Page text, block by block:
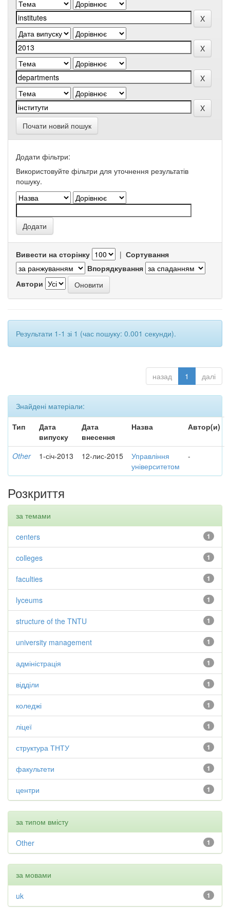
Почати новий пошук
Додати фільтри:
Використовуйте фільтри для уточнення результатів
пошуку.
Вивести на сторінку | Сортування
Впорядкування
Автори
Результати 1-1 зі 1 (час пошуку: 0.001 секунди).
назад 1 далі
Знайдені матеріали:
Тип
Дата
випуску
Дата
внесення
Назва Автор(и)
Other 1-січ-2013 12-лис-2015
Управління
університетом
-
Розкриття
за темами
1
centers
1
colleges
1
faculties
1
lyceums
1
structure of the TNTU
1
university management
1
адміністрація
1
відділи
1
коледжі
1
ліцеї
1
структура ТНТУ
1
факультети
1
центри
за типом вмісту
1
Other
за мовами
1
uk